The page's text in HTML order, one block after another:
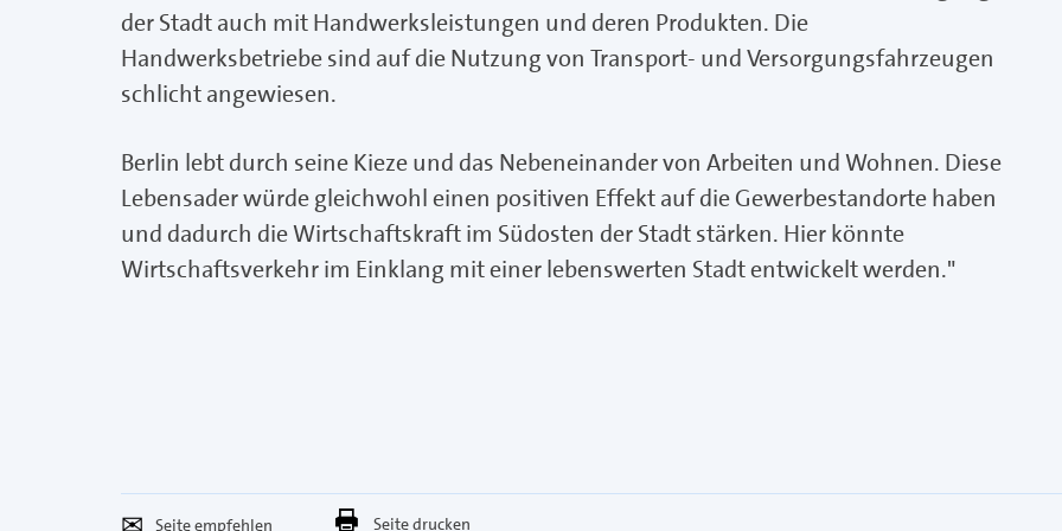
der Stadt auch mit Handwerksleistungen und deren Produkten. Die
Handwerksbetriebe sind auf die Nutzung von Transport- und Versorgungsfahrzeugen
schlicht angewiesen.
Berlin lebt durch seine Kieze und das Nebeneinander von Arbeiten und Wohnen. Diese
Lebensader würde gleichwohl einen positiven Effekt auf die Gewerbestandorte haben
und dadurch die Wirtschaftskraft im Südosten der Stadt stärken. Hier könnte
Wirtschaftsverkehr im Einklang mit einer lebenswerten Stadt entwickelt werden."
Seite
Seite drucken